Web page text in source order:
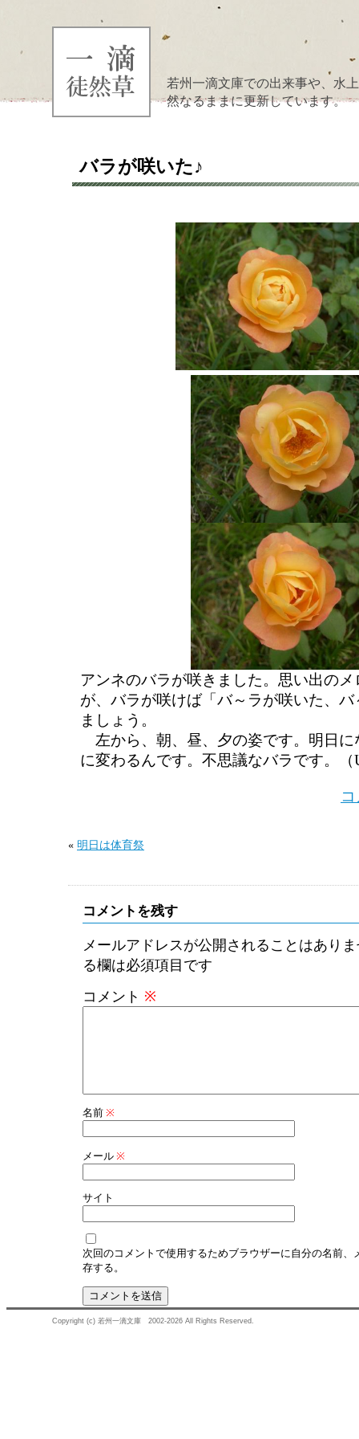
若州一滴文庫での出来事や、水
然なるままに更新しています。
バラが咲いた♪
アンネのバラが咲きました。思い出の
が、バラが咲けば「バ～ラが咲いた、
ましょう。
左から、朝、昼、夕の姿です。明日に
に変わるんです。不思議なバラです。（
« 明日は体育祭
コメントを残す
メールアドレスが公開されることはあり
る欄は必須項目です
コメント ※
名前 ※
メール ※
サイト
次回のコメントで使用するためブラウザーに自分の名前、
存する。
Copyright (c) 若州一滴文庫 2002-2026 All Rights Reserved.